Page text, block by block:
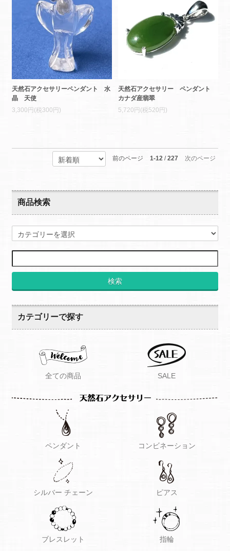
天然石アクセサリーペンダント 水
晶 天使
3,300円(税300円)
天然石アクセサリー ペンダント
カナダ産翡翠
5,720円(税520円)
前のページ 1-12/227 次のページ
商品検索
検索
カテゴリーで探す
全ての商品 SALE
ペンダント コンビネーション
シルバー チェーン ピアス
ブレスレット 指輪